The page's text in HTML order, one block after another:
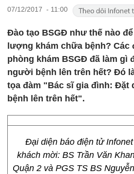
07/12/2017 - 11:00
Đào tạo BSGĐ như thế nào
lượng khám chữa bệnh? Các
phòng khám BSGĐ đã làm gì
người bệnh lên trên hết? Đó
tọa đàm "Bác sĩ gia đình: Đặt
bệnh lên trên hết".
Đại diện báo điện tử
khách mời: BS Trần Văn
Quận 2 và PGS TS BS